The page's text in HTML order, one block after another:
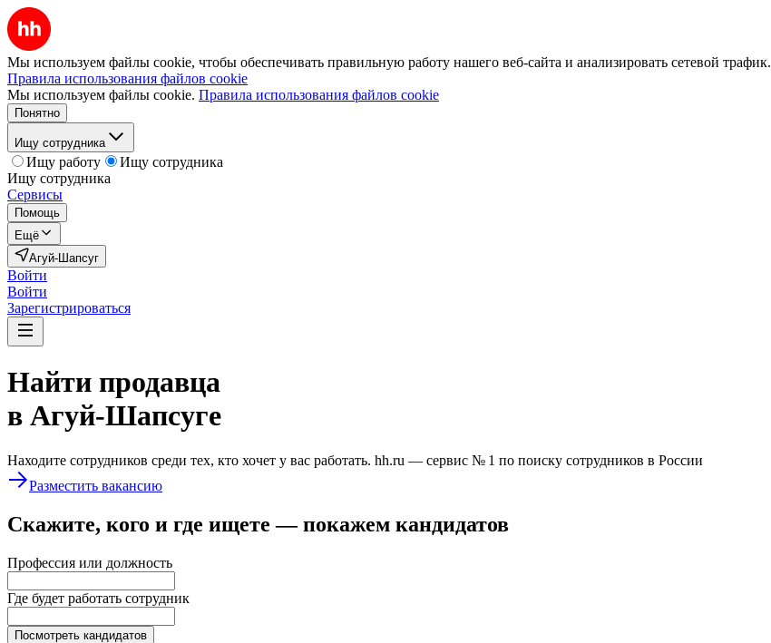
Мы используем файлы cookie, чтобы обеспечивать правильную работу нашего веб-сайта и анализировать сетевой трафик.
Правила использования файлов cookie
Мы используем файлы cookie. Правила использования файлов cookie
Понятно
Ищу сотрудника
Ищу работу
Ищу сотрудника
Ищу сотрудника
Сервисы
Помощь
Ещё
Агуй-Шапсуг
Войти
Войти
Зарегистрироваться
Найти продавца
в Агуй-Шапсуге
Находите сотрудников среди тех, кто хочет у вас работать. hh.ru — сервис № 1 по поиску сотрудников в России
Разместить вакансию
Скажите, кого и где ищете — покажем кандидатов
Профессия или должность
Где будет работать сотрудник
Посмотреть кандидатов